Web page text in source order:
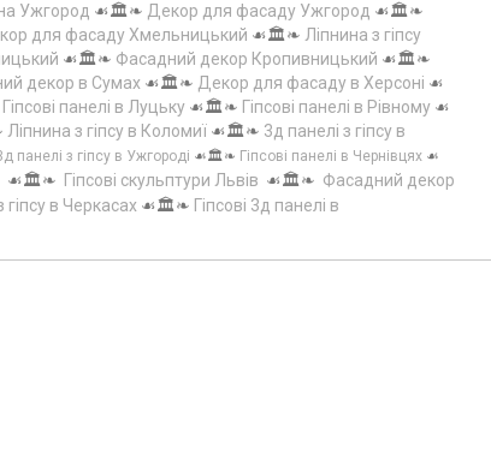
Ужгород ☙🏛️❧ Декор для фасаду Ужгород ☙🏛️❧
для фасаду Хмельницький ☙🏛️❧ Ліпнина з гіпсу
☙🏛️❧ Фасадний декор Кропивницький ☙🏛️❧
декор в Сумах ☙🏛️❧ Декор для фасаду в Херсоні ☙
Гіпсові панелі в Луцьку ☙🏛️❧ Гіпсові панелі в Рівному ☙
Ліпнина з гіпсу в Коломиї ☙🏛️❧ 3д панелі з гіпсу в
панелі з гіпсу в Ужгороді ☙🏛️❧ Гіпсові панелі в Чернівцях ☙
☙🏛️❧ Гіпсові скульптури Львів ☙🏛️❧ Фасадний декор
гіпсу в Черкасах ☙🏛️❧ Гіпсові 3д панелі в